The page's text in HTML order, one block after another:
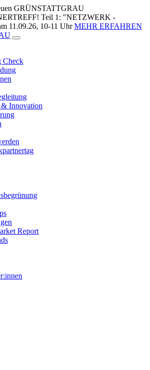
GRÜNSTATTGRAU
Teil 1: "NETZWERK -
11.09.26, 10-11 UhrMEHR ERFAHREN
Check
& Innovation
Report